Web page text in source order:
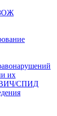
их
ВИЧ/СПИД